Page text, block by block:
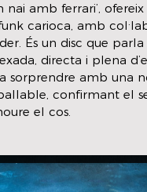
amb ferrari’,
carioca, amb
És un disc que
directa i plena
sorprendre amb una
confirmant el
el cos.